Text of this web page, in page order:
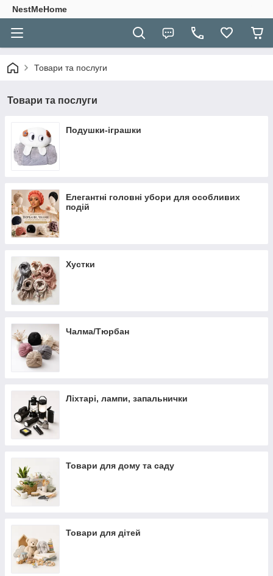
NestMeHome
Товари та послуги
Товари та послуги
Подушки-іграшки
Елегантні головні убори для особливих
подій
Хустки
Чалма/Тюрбан
Ліхтарі, лампи, запальнички
Товари для дому та саду
Товари для дітей